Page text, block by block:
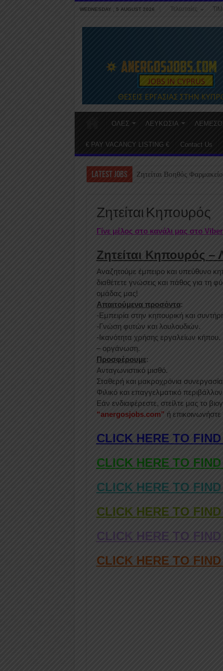
WEDNESDAY , 5 AUGUST 2026 Τελευταίες
ΟΛΕΣ ΛΕΥΚΩΣΙΑ
€ PAY VACANCY LISTING € Contact Us
LATEST JOBS Ζητείται Βοηθός
Ζητείται Κηπουρός
Γίνε μέλος στο κανάλι μας στο
Ζητείται Κηπουρός –
Αναζητούμε έμπειρο και υπεύθυνο
διαθέτετε γνώσεις και πάθος για τη
ομάδας μας!
Απαιτούμενα προσόντα:
-Εμπειρία στην κηπουρική και
-Γνώση φυτών και λουλουδιών.
-Ικανότητα χρήσης εργαλείων κήπου.
– οργάνωση.
Προσφέρουμε:
Ανταγωνιστικό μισθό.
Σταθερή και μακροχρόνια
Φιλικό και επαγγελματικό
Εάν ενδιαφέρεστε, στείλτε μας το
“anergosjobs.com” ή
CLICK HERE TO
CLICK HERE TO
CLICK HERE TO
CLICK HERE TO
CLICK HERE TO
CLICK HERE TO